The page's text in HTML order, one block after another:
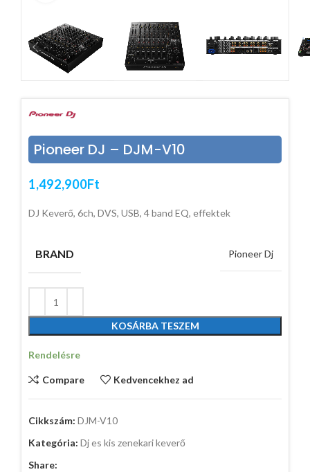
Pioneer DJ – DJM-V10
1,492,900Ft
DJ Keverő, 6ch, DVS, USB, 4 band EQ, effektek
BRAND Pioneer Dj
KOSÁRBA TESZEM
Rendelésre
Compare Kedvencekhez ad
Cikkszám: DJM-V10
Kategória: Dj es kis zenekari keverő
Share: